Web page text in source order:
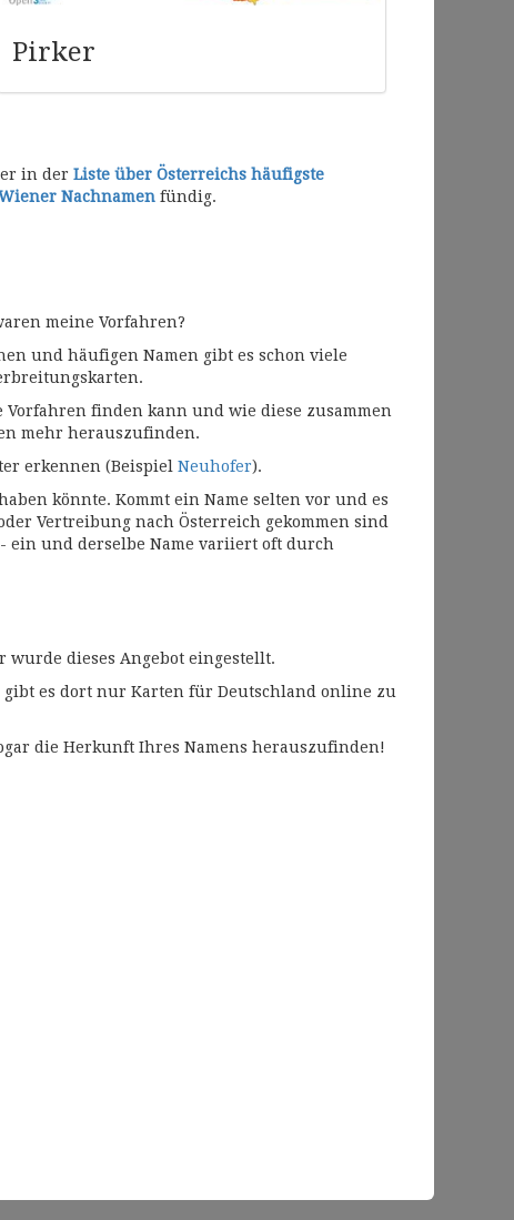
Pirker
in der Liste über Österreichs häufigste
Nachnamen fündig.
meine Vorfahren?
und häufigen Namen gibt es schon viele
finden kann und wie diese zusammen
mehr herauszufinden.
erkennen (Beispiel Neuhofer).
könnte. Kommt ein Name selten vor und es
Vertreibung nach Österreich gekommen sind
ein und derselbe Name variiert oft durch
dieses Angebot eingestellt.
gibt es dort nur Karten für Deutschland online zu
die Herkunft Ihres Namens herauszufinden!